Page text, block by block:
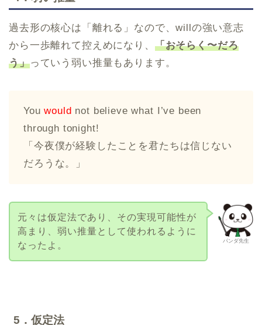
過去形の核心は「離れる」なので、willの強い意志
から一歩離れて控えめになり、 「おそらく〜だろ
う」っていう弱い推量もあります。
Youwould not believe what I’ve been
through tonight!
「今夜僕が経験したことを君たちは信じない
だろうな。」
パンダ先生
元々は仮定法であり、その実現可能性が
高まり、弱い推量として使われるように
なったよ。
5．仮定法